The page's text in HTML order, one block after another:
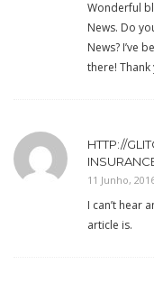
Wonderful
News. Do
News? I’ve
there! Thank
HTTP://
11 Junho,
I can’t hear
article is.